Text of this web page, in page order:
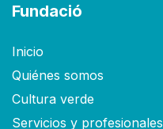
Fundació
Inicio
Quiénes somos
Cultura verde
Servicios y profesionales